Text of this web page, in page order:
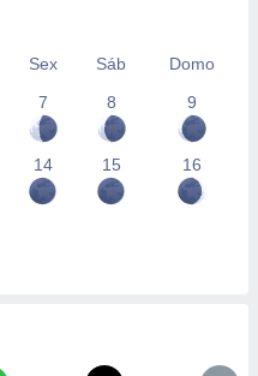
Sex Sáb
Domo
7 8 9
14 15 16